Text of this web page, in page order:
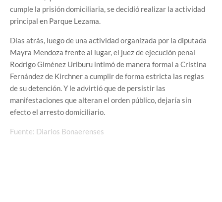
cumple la prisión domiciliaria, se decidió realizar la actividad
principal en Parque Lezama.
Días atrás, luego de una actividad organizada por la diputada
Mayra Mendoza frente al lugar, el juez de ejecución penal
Rodrigo Giménez Uriburu intimó de manera formal a Cristina
Fernández de Kirchner a cumplir de forma estricta las reglas
de su detención. Y le advirtió que de persistir las
manifestaciones que alteran el orden público, dejaría sin
efecto el arresto domiciliario.
Fuente: Diarios Bonaerenses